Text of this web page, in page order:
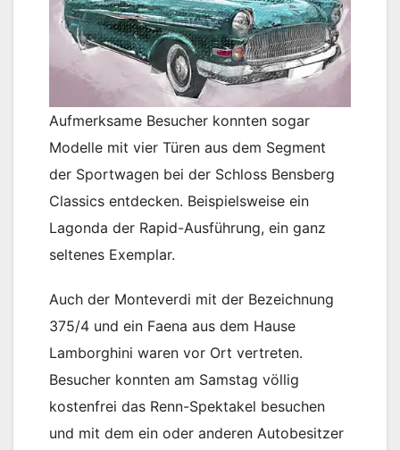
Aufmerksame Besucher konnten sogar
Modelle mit vier Türen aus dem Segment
der Sportwagen bei der Schloss Bensberg
Classics entdecken. Beispielsweise ein
Lagonda der Rapid-Ausführung, ein ganz
seltenes Exemplar.
Auch der Monteverdi mit der Bezeichnung
375/4 und ein Faena aus dem Hause
Lamborghini waren vor Ort vertreten.
Besucher konnten am Samstag völlig
kostenfrei das Renn-Spektakel besuchen
und mit dem ein oder anderen Autobesitzer